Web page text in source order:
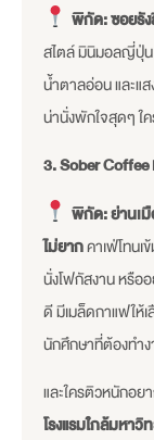
พิกัด: ซอยรัง
สไตล์ มินิมอลญี่ปุ่
น้ำตาลอ่อน และแ
น่านั่งพักใจสุดๆ ใ
3. Sober Coffee
พิกัด: ย่านเมื
ไม่ยากคาเฟ่โทนเ
นั่งโฟกัสงาน หรือ
ดี มีเมล็ดกาแฟให้
นักศึกษาที่ต้องทำ
และใครติวหนักอ
โรงแรมใกล้มหา